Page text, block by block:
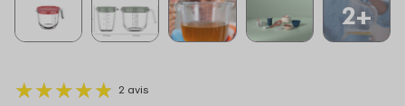
2+
★★★★★
★★★★★ 2 avis